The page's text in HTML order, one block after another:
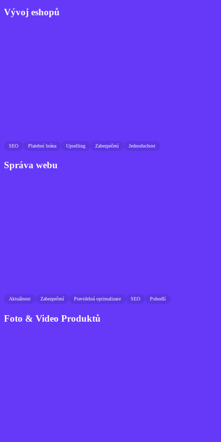
Vývoj eshopů
SEO Platební brána Upselling Zabezpečení Jednoduchost
Správa webu
Aktuálnost Zabezpečení Pravidelná optimalizace SEO Pohodlí
Foto & Video Produktů